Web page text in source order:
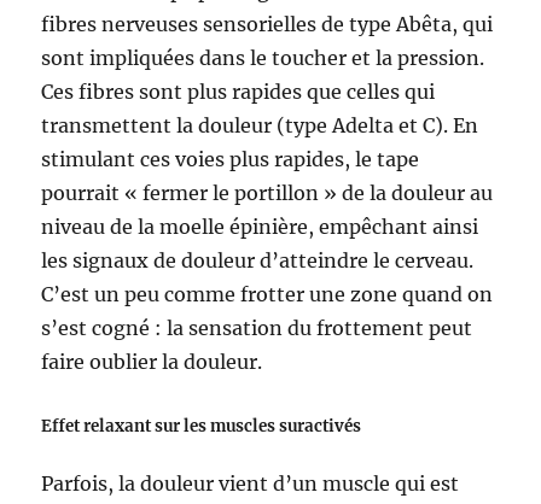
fibres nerveuses sensorielles de type Abêta, qui
sont impliquées dans le toucher et la pression.
Ces fibres sont plus rapides que celles qui
transmettent la douleur (type Adelta et C). En
stimulant ces voies plus rapides, le tape
pourrait « fermer le portillon » de la douleur au
niveau de la moelle épinière, empêchant ainsi
les signaux de douleur d’atteindre le cerveau.
C’est un peu comme frotter une zone quand on
s’est cogné : la sensation du frottement peut
faire oublier la douleur.
Effet relaxant sur les muscles suractivés
Parfois, la douleur vient d’un muscle qui est